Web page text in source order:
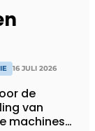
16 JULI 2026
de
van
machines